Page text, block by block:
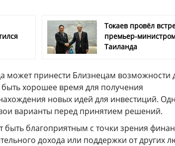
Токаев провёл
премьер-
Таиланда
может принести Близнецам возможности
хорошее время для получения
новых идей для инвестиций.
варианты перед принятием решений.
быть благоприятным с точки зрения
дохода или поддержки от других